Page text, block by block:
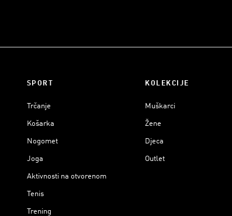
SPORT
Trčanje
Košarka
Nogomet
Joga
Aktivnosti na otvorenom
Tenis
Trening
KOLEKCIJE
Muškarci
Žene
Djeca
Outlet